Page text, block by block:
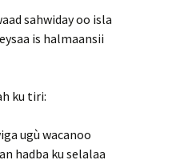
sahwiday oo isla
is halmaansii
ku tiri:
ugù wacanoo
hadba ku selalaa